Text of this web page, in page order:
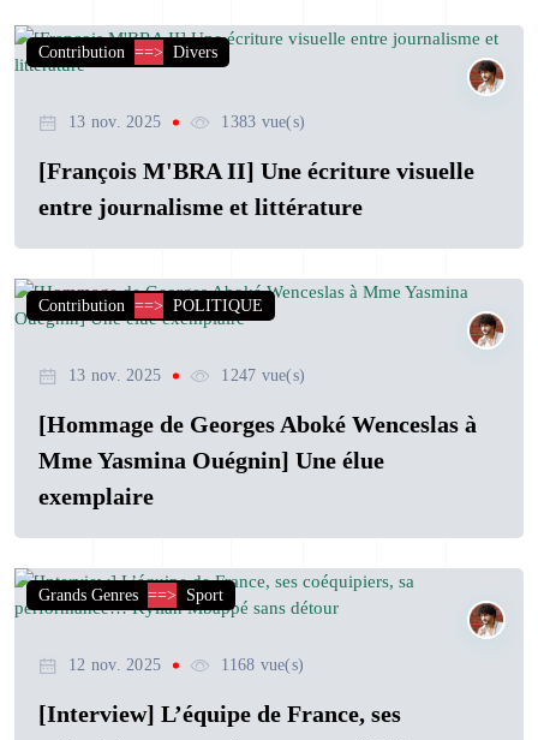
Contribution ==> Divers
13 nov. 2025 1383 vue(s)
[François M'BRA II] Une écriture visuelle
entre journalisme et littérature
Contribution ==> POLITIQUE
13 nov. 2025 1247 vue(s)
[Hommage de Georges Aboké Wenceslas à
Mme Yasmina Ouégnin] Une élue
exemplaire
Grands Genres ==> Sport
12 nov. 2025 1168 vue(s)
[Interview] L’équipe de France, ses